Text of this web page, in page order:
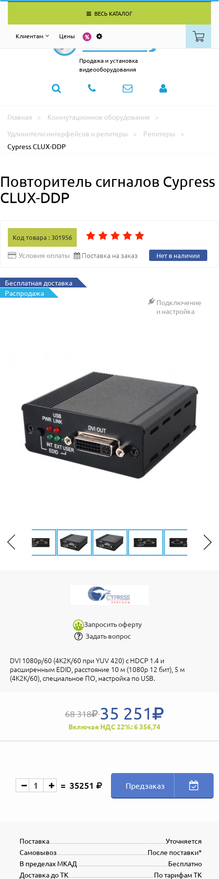
ВЕСЬ КАТАЛОГ
Клиентам Цены
Продажа и установка
видеооборудования
Главная
Коммутационное оборудование
Удлинители интерфейсов и репитеры
Репитеры
Cypress CLUX-DDP
Повторитель сигналов Cypress
CLUX-DDP
Код товара : 301956
Условия оплаты Поставка на заказ Нет в наличии
Бесплатная доставка
Распродажа
Подключение
и настройка
Запросить оферту
Задать вопрос
DVI 1080p/60 (4K2K/60 при YUV 420) c HDCP 1.4 и
расширенным EDID, расстояние 10 м (1080p 12 бит), 5 м
(4K2K/60), специальное ПО, настройка по USB.
68 318 35 251
Включая НДС 22%: 6 356,74
35251 Предзаказ
Уточняется
Поставка
После поставки*
Самовывоз
Бесплатно
В пределах МКАД
По тарифам ТК
Доставка до ТК